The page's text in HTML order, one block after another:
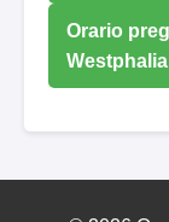
Orario
Westphalia